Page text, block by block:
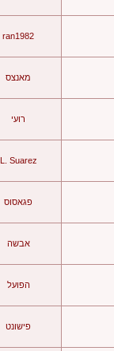
ran1982
מאנצס
רועי
L. Suarez
פגאסוס
אבשה
הפועל
פישונט